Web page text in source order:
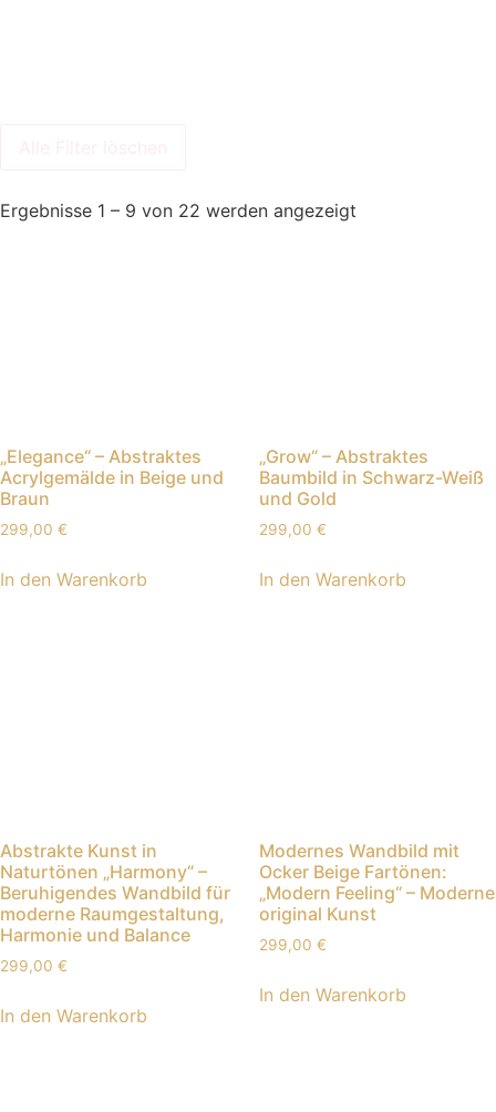
Ergebnisse 1 – 9 von 22 werden angezeigt
„Elegance“ – Abstraktes
Acrylgemälde in Beige und
Braun
299,00 €
In den Warenkorb
„Grow“ – Abstraktes
Baumbild in Schwarz-Weiß
und Gold
299,00 €
In den Warenkorb
Abstrakte Kunst in
Naturtönen „Harmony“ –
Beruhigendes Wandbild für
moderne Raumgestaltung,
Harmonie und Balance
299,00 €
In den Warenkorb
Modernes Wandbild mit
Ocker Beige Fartönen:
„Modern Feeling“ – Moderne
original Kunst
299,00 €
In den Warenkorb